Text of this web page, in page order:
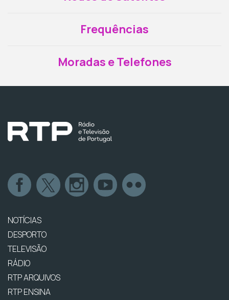
Frequências
Moradas e Telefones
NOTÍCIAS
DESPORTO
TELEVISÃO
RÁDIO
RTP ARQUIVOS
RTP ENSINA